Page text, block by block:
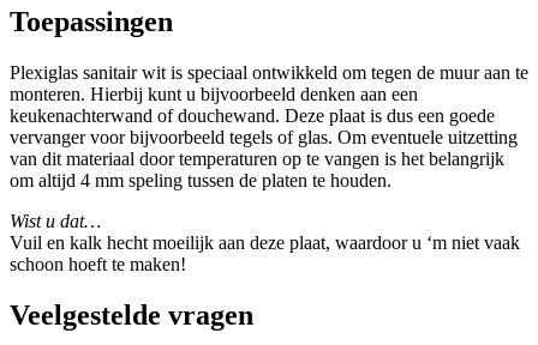
Toepassingen
Plexiglas sanitair wit is speciaal ontwikkeld om tegen de muur aan te
monteren. Hierbij kunt u bijvoorbeeld denken aan een
keukenachterwand of douchewand. Deze plaat is dus een goede
vervanger voor bijvoorbeeld tegels of glas. Om eventuele uitzetting
van dit materiaal door temperaturen op te vangen is het belangrijk
om altijd 4 mm speling tussen de platen te houden.
Wist u dat…
Vuil en kalk hecht moeilijk aan deze plaat, waardoor u ‘m niet vaak
schoon hoeft te maken!
Veelgestelde vragen